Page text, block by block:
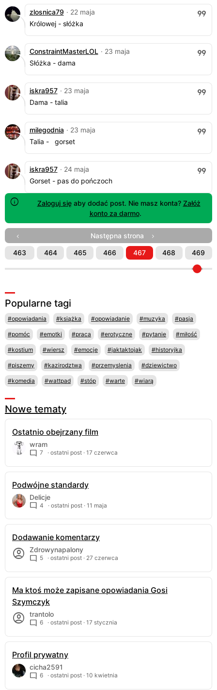
zlosnica79 · 22 maja
Królowej - słóżka
ConstraintMasterLOL · 23 maja
Słóżka - dama
iskra957 · 23 maja
Dama - talia
milegodnia · 23 maja
Talia - gorset
iskra957 · 24 maja
Gorset - pas do pończoch
Zaloguj sięaby dodać post. Nie masz konta? Załóż
konto za darmo.
Następna strona
463 464 465 466 467 468 469
Popularne tagi
#opowiadania #książka #opowiadanie #muzyka #pasja
#pomóc #emotki #praca #erotyczne #pytanie #miłość
#kostium #wiersz #emocje #jaktaktojak #historyjka
#piszemy #kazirodztwa #przemyslenia #dziewictwo
#komedia #wattpad #stóp #warte #wiarą
Nowe tematy
Ostatnio obejrzany film
wram
7 · ostatni post · 17 czerwca
Podwójne standardy
Delicje
4 · ostatni post · 11 maja
Dodawanie komentarzy
Zdrowynapalony
5 · ostatni post · 27 czerwca
Ma ktoś może zapisane opowiadania Gosi
Szymczyk
trantolo
6 · ostatni post · 17 stycznia
Profil prywatny
cicha2591
6 · ostatni post · 10 kwietnia